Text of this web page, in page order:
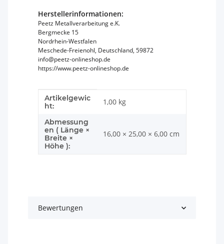
Herstellerinformationen:
Peetz Metallverarbeitung e.K.
Bergmecke 15
Nordrhein-Westfalen
Meschede-Freienohl, Deutschland, 59872
info@peetz-onlineshop.de
https://www.peetz-onlineshop.de
Produkteigenschaft
Wert
Artikelgewic
ht:
1,00 kg
Abmessung
en ( Länge ×
Breite ×
Höhe ):
16,00 × 25,00 × 6,00 cm
Bewertungen